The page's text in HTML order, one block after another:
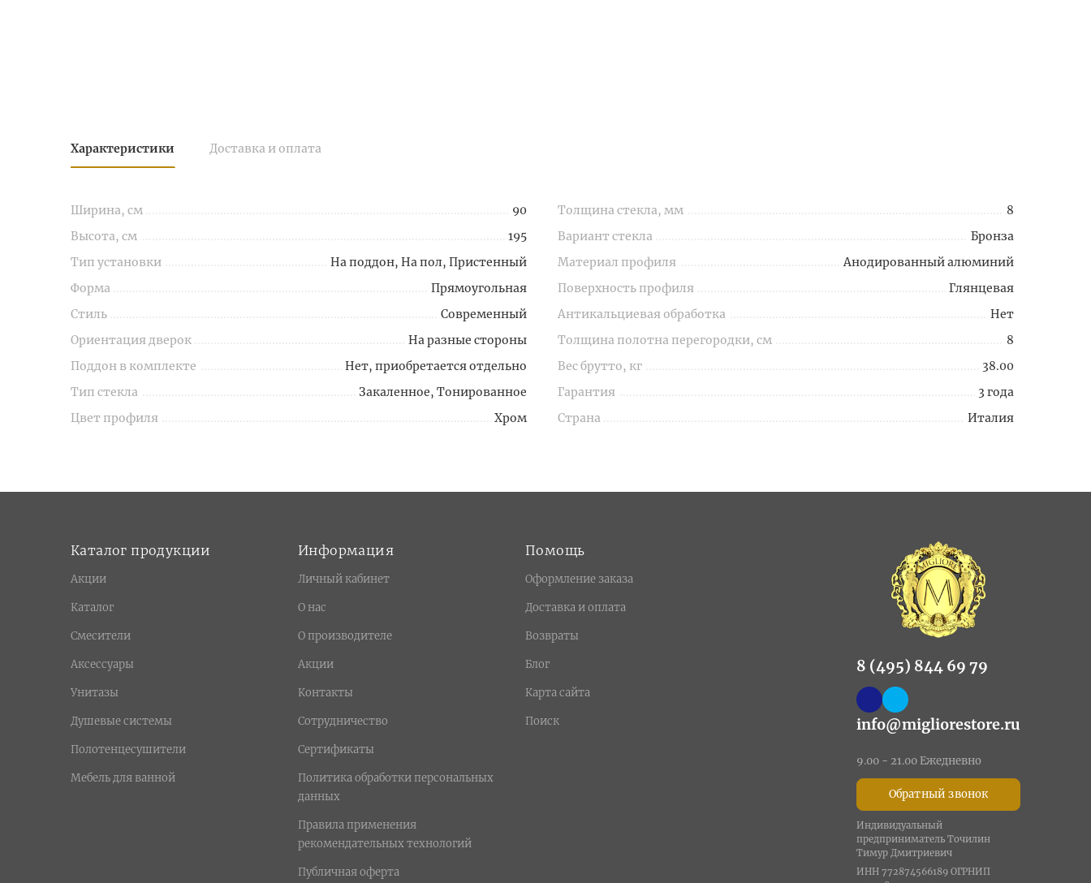
Характеристики Доставка и оплата
Ширина, см
90
Высота, см
195
Тип установки
На поддон, На пол, Пристенный
Форма
Прямоугольная
Стиль
Современный
Ориентация дверок
На разные стороны
Поддон в комплекте
Нет, приобретается отдельно
Тип стекла
Закаленное, Тонированное
Цвет профиля
Хром
Толщина стекла, мм
8
Вариант стекла
Бронза
Материал профиля
Анодированный алюминий
Поверхность профиля
Глянцевая
Антикальциевая обработка
Нет
Толщина полотна перегородки, см
8
Вес брутто, кг
38.00
Гарантия
3 года
Страна
Италия
Каталог продукции
Акции
Каталог
Смесители
Аксессуары
Унитазы
Душевые системы
Полотенцесушители
Мебель для ванной
Информация
Личный кабинет
О нас
О производителе
Акции
Контакты
Сотрудничество
Сертификаты
Политика обработки персональных
данных
Правила применения
рекомендательных технологий
Публичная оферта
Помощь
Оформление заказа
Доставка и оплата
Возвраты
Блог
Карта сайта
Поиск
8 (495) 844 69 79
info@migliorestore.ru
9.00 - 21.00 Ежедневно
Обратный звонок
Индивидуальный
предприниматель Точилин
Тимур Дмитриевич
ИНН 772874566189 ОГРНИП